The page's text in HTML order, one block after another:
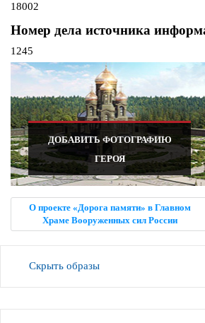
18002
Номер дела источника
1245
ДОБАВИТЬ ФОТОГРАФИЮ
ГЕРОЯ
О проекте «Дорога памяти» в Главном
Храме Вооруженных сил России
Скрыть образы